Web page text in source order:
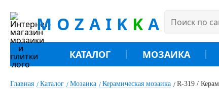
MOZAIK K A
КАТАЛОГ МОЗАИКА
Главная Каталог Мозаика Керамическая мозаика R-319 /